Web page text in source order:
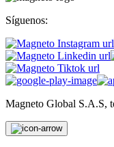
Síguenos:
Magneto Global S.A.S,